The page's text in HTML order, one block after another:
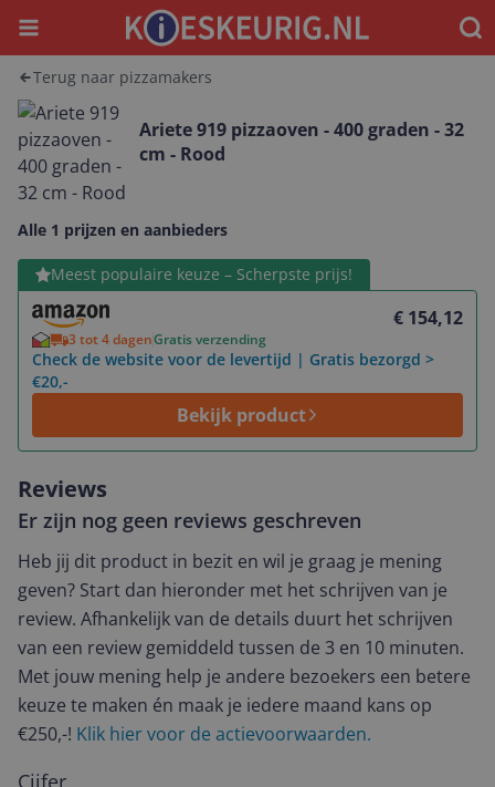
Menu
Terug naar pizzamakers
Ariete 919 pizzaoven - 400 graden - 32
cm - Rood
Alle 1 prijzen en aanbieders
Meest populaire keuze – Scherpste prijs!
€ 154,12
3 tot 4 dagenGratis verzending
Check de website voor de levertijd | Gratis bezorgd >
€20,-
Bekijk product
Bekijk product
Reviews
Er zijn nog geen reviews geschreven
Heb jij dit product in bezit en wil je graag je mening
geven? Start dan hieronder met het schrijven van je
review. Afhankelijk van de details duurt het schrijven
van een review gemiddeld tussen de 3 en 10 minuten.
Met jouw mening help je andere bezoekers een betere
keuze te maken én maak je iedere maand kans op
€250,-! Klik hier voor de actievoorwaarden.
Cijfer